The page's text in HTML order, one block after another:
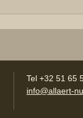
Tel +32 51 65
info@allaert-